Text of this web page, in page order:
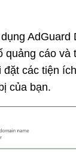
AdGuard
quảng cáo và
đặt các tiện
của bạn.